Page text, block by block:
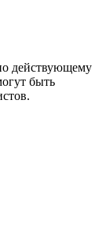
действующему
быть